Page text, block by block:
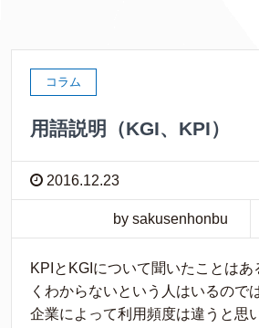
コラム
用語説明（KGI、KPI）
2016.12.23
by sakusenhonbu
KPIとKGIについて聞いたことはあ
くわからないという人はいるので
企業によって利用頻度は違うと思